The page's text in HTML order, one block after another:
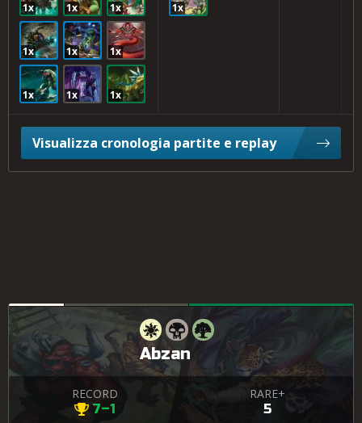
1x 1x 1x
1x 1x 1x
1x 1x 1x
1x
Visualizza cronologia partite e replay
Abzan
RECORD
7–1
RARE+
5